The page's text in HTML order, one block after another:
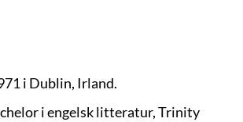
i Dublin, Irland.
i engelsk litteratur, Trinity